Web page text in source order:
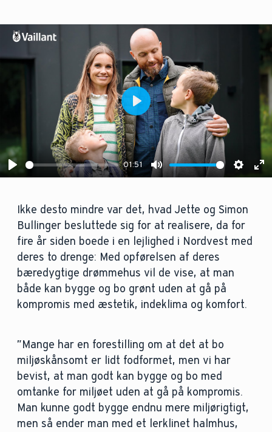
Play
01:51
Mute
Play
Ikke desto mindre var det, hvad Jette og Simon
Bullinger besluttede sig for at realisere, da for
fire år siden boede i en lejlighed i Nordvest med
deres to drenge: Med opførelsen af deres
bæredygtige drømmehus vil de vise, at man
både kan bygge og bo grønt uden at gå på
kompromis med æstetik, indeklima og komfort.
”Mange har en forestilling om at det at bo
miljøskånsomt er lidt fodformet, men vi har
bevist, at man godt kan bygge og bo med
omtanke for miljøet uden at gå på kompromis.
Man kunne godt bygge endnu mere miljørigtigt,
men så ender man med et lerklinet halmhus,